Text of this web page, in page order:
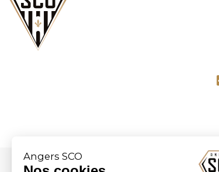
Angers SCO